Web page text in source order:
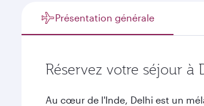
Présentation générale
Réservez votre séjour à
Au cœur de l'Inde, Delhi est un